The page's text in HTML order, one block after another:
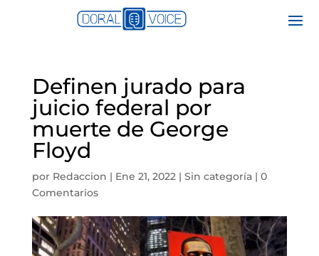
Definen jurado para
juicio federal por
muerte de George
Floyd
por Redaccion | Ene 21, 2022| Sin categoría| 0
Comentarios